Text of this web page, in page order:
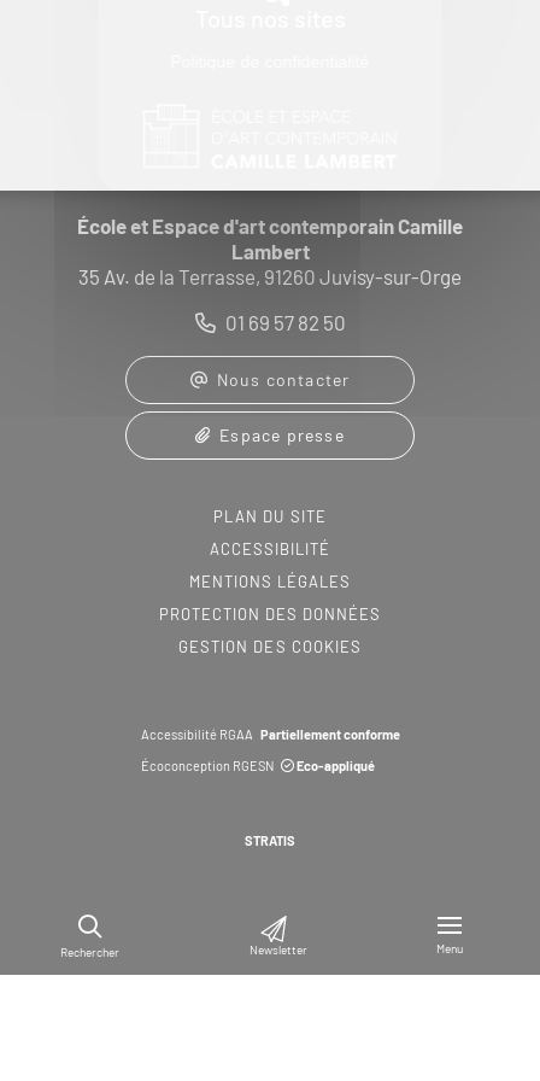
Rechercher Newsletter Menu
École et Espace d'art contemporain Camille
Lambert
35 Av. de la Terrasse, 91260 Juvisy-sur-Orge
01 69 57 82 50
Nous contacter
Espace presse
PLAN DU SITE
ACCESSIBILITÉ
MENTIONS LÉGALES
PROTECTION DES DONNÉES
GESTION DES COOKIES
Accessibilité RGAA Partiellement conforme
Écoconception RGESN
Eco-appliqué
STRATIS